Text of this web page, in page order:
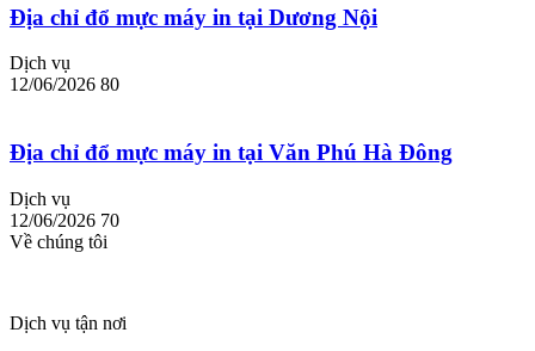
Địa chỉ đổ mực máy in tại Dương Nội
Dịch vụ
12/06/2026 80
Địa chỉ đổ mực máy in tại Văn Phú Hà Đông
Dịch vụ
12/06/2026 70
Về chúng tôi
Dịch vụ tận nơi